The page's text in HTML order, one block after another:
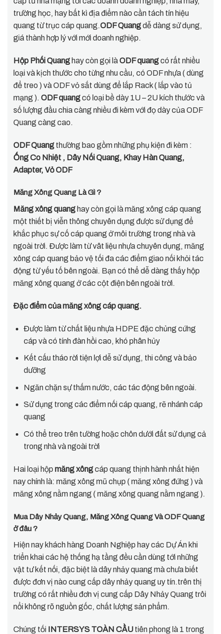
trường học, hay bất kì địa điểm nào cần tách tín hiệu
quang từ trục cáp quang.ODF Quangdễ dàng sử dụng,
giá thành hợp lý với mới doanh nghiệp.
Hộp Phối Quang hay còn gọi làODF quangcó rất nhiều
loại và kịch thước cho từng nhu cầu, có ODF nhựa ( dùng
để treo ) và ODF vỏ sắt dùng để lắp Rack ( lắp vào tủ
mạng ). ODF quangcó loại bề dày 1U – 2U kích thước và
số lượng đầu chia càng nhiều đi kèm với đọ dày của ODF
Quang càng cao.
ODF Quang thường bao gồm những phụ kiện đi kèm :
Ống Co Nhiệt , Dây Nối Quang, Khay Hàn Quang,
Adapter, Vỏ ODF
Măng Xông Quang Là Gì ?
Măng xông quang hay còn gọi là măng xông cáp quang
một thiết bị viễn thông chuyên dụng được sử dụng để
khắc phục sự cố cáp quang ở môi trường trong nhà và
ngoài trời. Được làm từ vât liệu nhựa chuyên dụng, măng
xông cáp quang bảo vệ tối đa các điểm giao nối khỏi tác
động từ yếu tố bên ngoài. Bạn có thể dễ dàng thấy hộp
măng xông quang ở các cột điện bên ngoài trời.
Đặc điểm của măng xông cáp quang.
Được làm từ chất liệu nhựa HDPE đặc chủng cứng
cáp và có tính đàn hồi cao, khó phân hủy
Kết cấu tháo rời tiện lợi dễ sử dụng, thi công và bảo
dưỡng
Ngăn chặn sự thấm nước, các tác động bên ngoài.
Sử dụng trong các điểm nối cáp quang, rẽ nhánh cáp
quang
Có thể treo trên tường hoặc chôn dưới đất sử dụng cả
trong nhà và ngoài trời
Hai loại hộp măng xôngcáp quang thịnh hành nhất hiện
nay chính là: măng xông mũ chụp ( măng xông đứng ) và
măng xông nằm ngang ( măng xông quang nằm ngang ).
Mua Dây Nhảy Quang, Măng Xông Quang Và ODF Quang
ở đâu ?
Hiện nay khách hàng Doanh Nghiệp hay các Dự Án khi
triển khai các hệ thống hạ tầng đều cần dùng tới những
vật tư kết nối, đặc biệt là dây nhảy quang mà chưa biết
được đơn vị nào cung cấp dây nhảy quang uy tín.trên thị
trường có rất nhiều đơn vị cung cấp Dây Nhảy Quang trôi
nổi không rõ nguồn gốc, chất lượng sản phẩm.
Chúng tối INTERSYS TOÀN CẦU tiên phong là 1 trong